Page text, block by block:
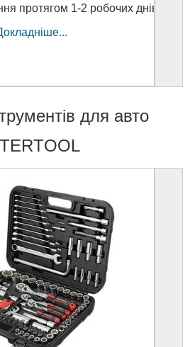
протягом 1-2 робочих днів
для авто